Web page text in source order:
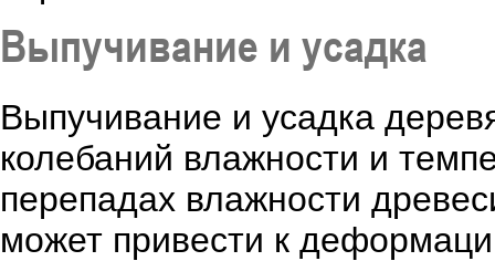
Выпучивание и усадка
Выпучивание и усадка
колебаний влажности и
перепадах влажности
может привести к